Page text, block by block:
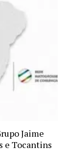
Jaime
e Tocantins